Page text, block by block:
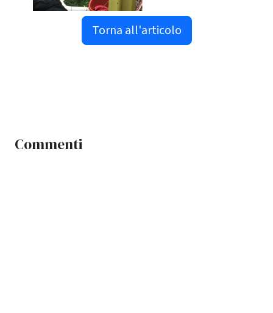
Torna all'articolo
Commenti